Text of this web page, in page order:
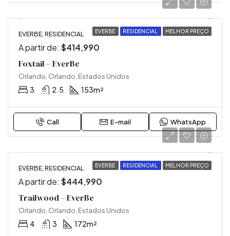
EVERBE RESIDENCIAL MELHOR PREÇO
EVERBE, RESIDENCIAL
A partir de: $414,990
Foxtail – EverBe
Orlando, Orlando, Estados Unidos
3 2.5 153m²
Call E-mail WhatsApp
EVERBE RESIDENCIAL MELHOR PREÇO
EVERBE, RESIDENCIAL
A partir de: $444,990
Trailwood – EverBe
Orlando, Orlando, Estados Unidos
4 3 172m²